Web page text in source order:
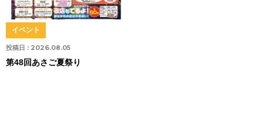
投稿日 : 2026.08.05
イベント
第48回あさご夏祭り